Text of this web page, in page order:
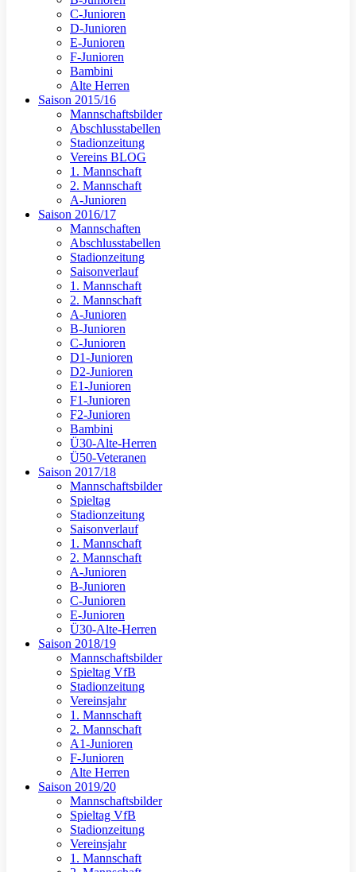
C-Junioren
D-Junioren
E-Junioren
F-Junioren
Bambini
Alte Herren
Saison 2015/16
Mannschaftsbilder
Abschlusstabellen
Stadionzeitung
Vereins BLOG
1. Mannschaft
2. Mannschaft
A-Junioren
Saison 2016/17
Mannschaften
Abschlusstabellen
Stadionzeitung
Saisonverlauf
1. Mannschaft
2. Mannschaft
A-Junioren
B-Junioren
C-Junioren
D1-Junioren
D2-Junioren
E1-Junioren
F1-Junioren
F2-Junioren
Bambini
Ü30-Alte-Herren
Ü50-Veteranen
Saison 2017/18
Mannschaftsbilder
Spieltag
Stadionzeitung
Saisonverlauf
1. Mannschaft
2. Mannschaft
A-Junioren
B-Junioren
C-Junioren
E-Junioren
Ü30-Alte-Herren
Saison 2018/19
Mannschaftsbilder
Spieltag VfB
Stadionzeitung
Vereinsjahr
1. Mannschaft
2. Mannschaft
A1-Junioren
F-Junioren
Alte Herren
Saison 2019/20
Mannschaftsbilder
Spieltag VfB
Stadionzeitung
Vereinsjahr
1. Mannschaft